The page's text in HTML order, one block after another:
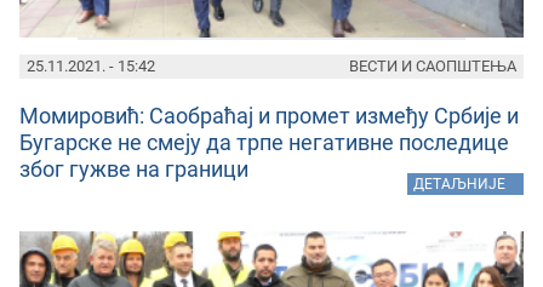
25.11.2021. - 15:42
Момировић: Саобраћај и промет између Србије и
Бугарске не смеју да трпе негативне последице
због гужве на граници
ДЕТАЉНИЈЕ
ВЕСТИ И САОПШТЕЊА